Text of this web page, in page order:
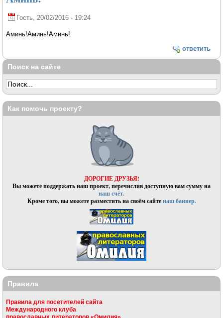
Гость, 20/02/2016 - 19:24
Аминь!Аминь!Аминь!
ответить
Поиск на сайте
Как помочь проекту?
ДОРОГИЕ ДРУЗЬЯ!
Вы можете поддержать наш проект, перечислив доступную вам сумму на
наш счёт.
Кроме того, вы можете разместить на своём сайтенаш баннер.
Правила
Правила для посетителей сайта
Международного клуба